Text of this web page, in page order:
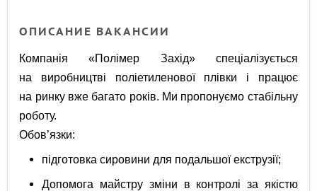
ОПИСАНИЕ ВАКАНСИИ
Компанія «Полімер Захід» спеціалізується
на виробництві поліетиленової плівки і працює
на ринку вже багато років. Ми пропонуємо стабільну
роботу.
Обов’язки:
підготовка сировини для подальшої екструзії;
Допомога майстру зміни в контролі за якістю